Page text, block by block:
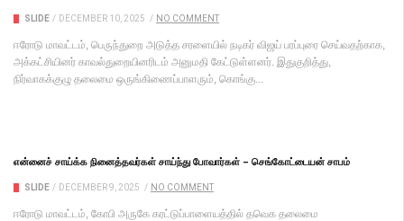
SLIDE / DECEMBER 10, 2025 / NO COMMENT
ஈரோடு மாவட்டம், பெருந்துறை அடுத்த சரளையில் நடிகர் விஜய் பரப்புரை செய்வதற்காக,
அக்கட்சியினர் காவல்துறையினரிடம் அனுமதி கேட்டுள்ளனர். இதுகுறித்து,
நிர்வாகக்குழு தலைமை ஒருங்கிணைப்பாளரும், கொங்கு...
என்னைச் சாய்க்க நினைத்தவர்கள் சாய்ந்து போவார்கள் – செங்கோட்டையன் சாபம்
SLIDE / DECEMBER 9, 2025 / NO COMMENT
ஈரோடு மாவட்டம், கோபி அருகே கரட்டுப்பாளையத்தில் தவெக தலைமை